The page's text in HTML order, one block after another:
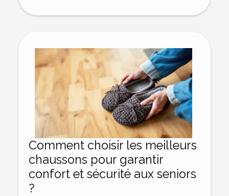
Comment choisir les meilleurs
chaussons pour garantir
confort et sécurité aux seniors
?